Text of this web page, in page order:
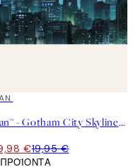
Batman™ - Gotham City Skyline Poster
€19,95 €